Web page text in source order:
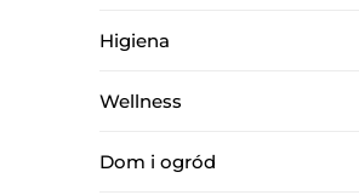
Higiena
Wellness
Dom i ogród